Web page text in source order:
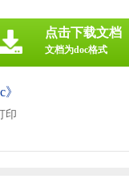
印
点击下载文档
文档为doc格式